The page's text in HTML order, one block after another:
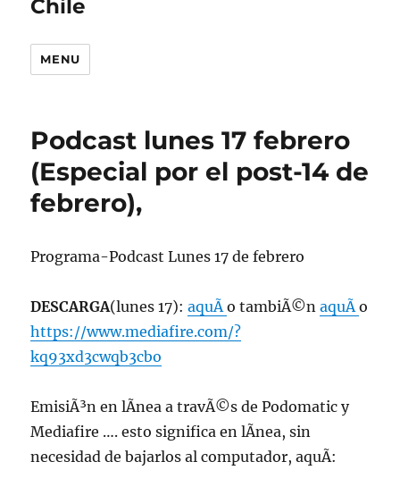
Chile
MENU
Podcast lunes 17 febrero
(Especial por el post-14 de
febrero),
Programa-Podcast Lunes 17 de febrero
DESCARGA(lunes 17):aquÃ­o tambiÃ©naquÃ­o
https://www.mediafire.com/?
kq93xd3cwqb3cbo
EmisiÃ³n en lÃ­nea a travÃ©s de Podomatic y
Mediafire …. esto significa en lÃ­nea, sin
necesidad de bajarlos al computador, aquÃ­: